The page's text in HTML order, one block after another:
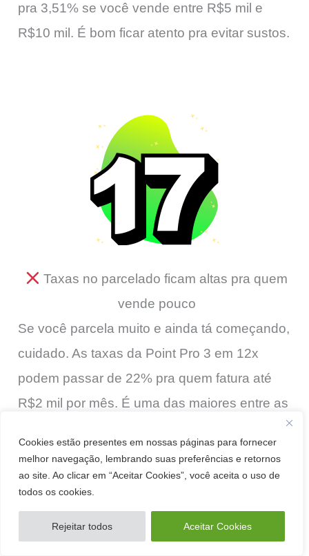
Cookies estão presentes em nossas páginas para fornecer
melhor navegação, lembrando suas preferências e retornos
ao site. Ao clicar em “Aceitar Cookies”, você aceita o uso de
todos os cookies.
Rejeitar todos Aceitar Cookies
pra 3,51% se você vende entre R$5 mil e
R$10 mil. É bom ficar atento pra evitar sustos.
Taxas no parcelado ficam altas pra quem
vende pouco
Se você parcela muito e ainda tá começando,
cuidado. As taxas da Point Pro 3 em 12x
podem passar de 22% pra quem fatura até
R$2 mil por mês. É uma das maiores entre as
lucro.